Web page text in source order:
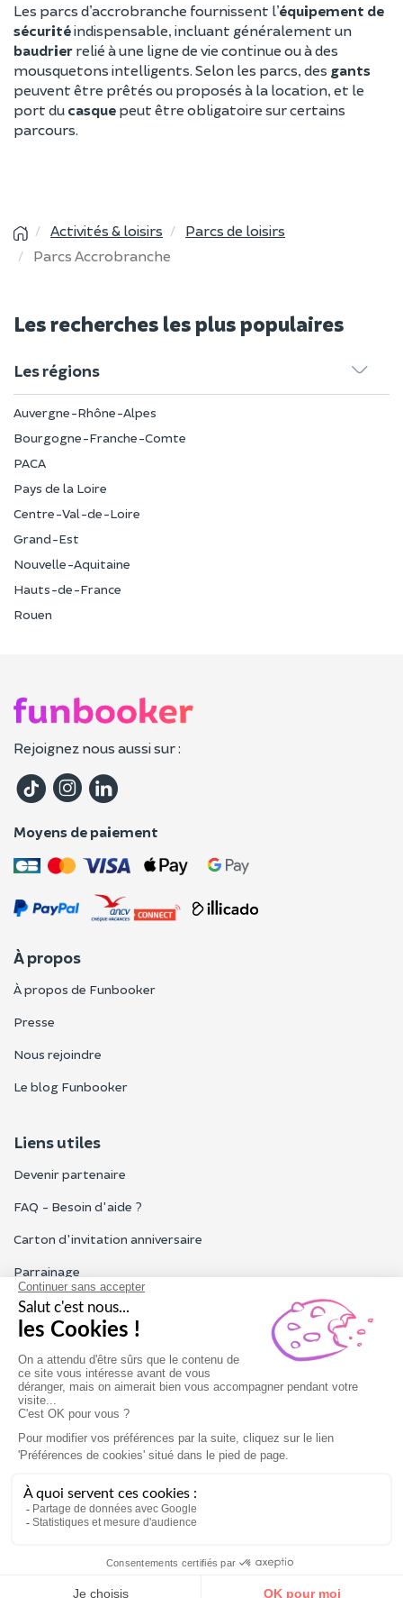
Les parcs d’accrobranche fournissent l’équipement de
sécuritéindispensable, incluant généralement un
baudrier relié à une ligne de vie continue ou à des
mousquetons intelligents. Selon les parcs, des gants
peuvent être prêtés ou proposés à la location, et le
port du casque peut être obligatoire sur certains
parcours.
Activités & loisirs
Parcs de loisirs
Parcs Accrobranche
Les recherches les plus populaires
Les régions
Auvergne-Rhône-Alpes
Bourgogne-Franche-Comte
PACA
Pays de la Loire
Centre-Val-de-Loire
Grand-Est
Nouvelle-Aquitaine
Hauts-de-France
Rouen
Rejoignez nous aussi sur :
Moyens de paiement
À propos
À propos de Funbooker
Presse
Nous rejoindre
Le blog Funbooker
Liens utiles
Devenir partenaire
FAQ - Besoin d'aide ?
Carton d'invitation anniversaire
Parrainage
Tous les avis Funbooker
Particuliers, entreprises, professionnels
Notre service client est ouvert du lundi au vendredi de 9h à 18h
Nous contacter
Mentions légales